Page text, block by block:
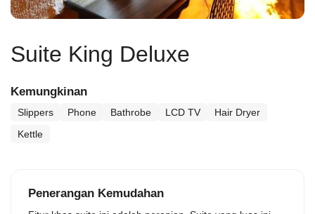
Suite King Deluxe
Kemungkinan
Slippers Phone Bathrobe LCD TV
Hair Dryer
Kettle
Penerangan Kemudahan